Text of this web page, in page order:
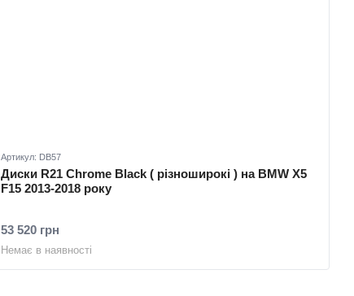
Артикул: DB57
Диски R21 Chrome Black ( різноширокі ) на BMW X5
F15 2013-2018 року
53 520 грн
Немає в наявності